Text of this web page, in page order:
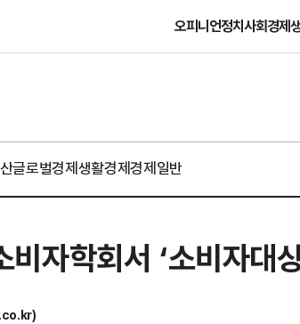
오피니언정치사회경제
글로벌경제생활경제경제일반
자학회서 ‘소비자대